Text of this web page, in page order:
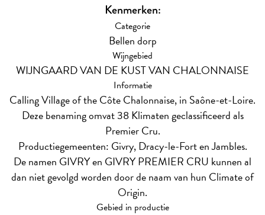
Kenmerken:
Categorie
Bellen dorp
Wijngebied
WIJNGAARD VAN DE KUST VAN CHALONNAISE
Informatie
Calling Village of the Côte Chalonnaise, in Saône-et-Loire.
Deze benaming omvat 38 Klimaten geclassificeerd als
Premier Cru.
Productiegemeenten: Givry, Dracy-le-Fort en Jambles.
De namen GIVRY en GIVRY PREMIER CRU kunnen al
dan niet gevolgd worden door de naam van hun Climate of
Origin.
Gebied in productie